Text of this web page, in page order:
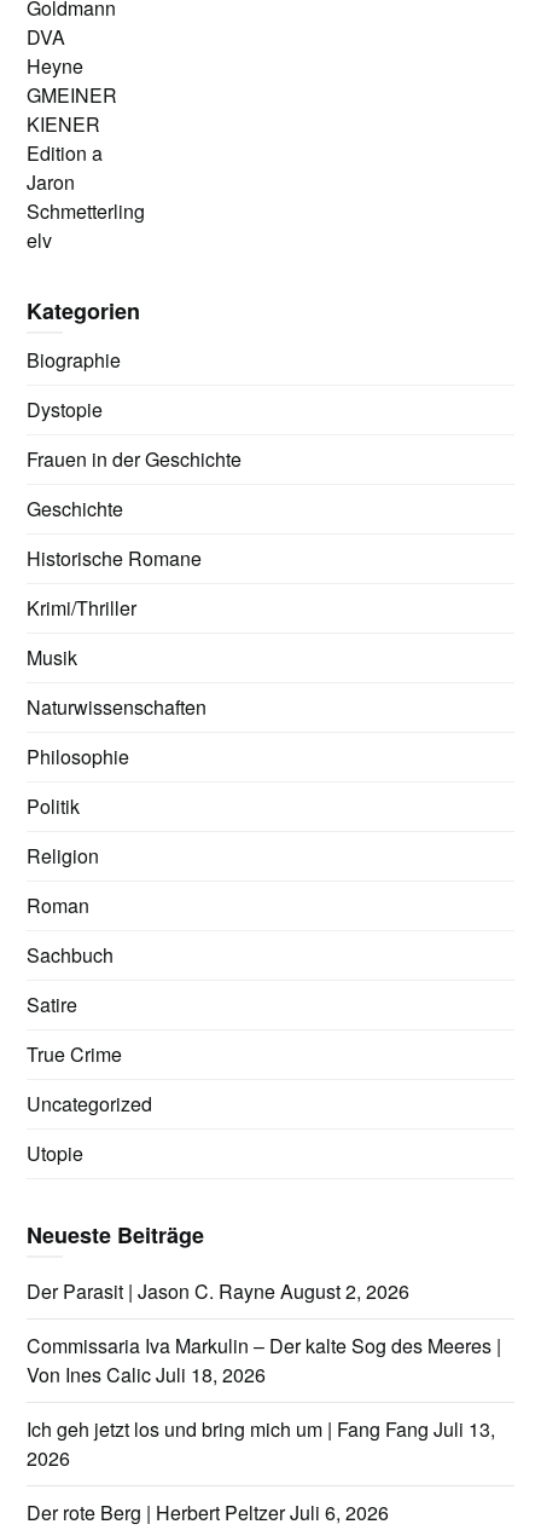
Goldmann
DVA
Heyne
GMEINER
KIENER
Edition a
Jaron
Schmetterling
elv
Kategorien
Biographie
Dystopie
Frauen in der Geschichte
Geschichte
Historische Romane
Krimi/Thriller
Musik
Naturwissenschaften
Philosophie
Politik
Religion
Roman
Sachbuch
Satire
True Crime
Uncategorized
Utopie
Neueste Beiträge
Der Parasit | Jason C. RayneAugust 2, 2026
Commissaria Iva Markulin – Der kalte Sog des Meeres |
Von Ines CalicJuli 18, 2026
Ich geh jetzt los und bring mich um | Fang Fang Juli 13,
2026
Der rote Berg | Herbert PeltzerJuli 6, 2026